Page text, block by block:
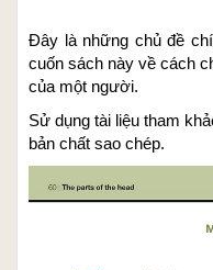
Đây là những chủ đề
cuốn sách này về cách
của một người.
Sử dụng tài liệu tham
bản chất sao chép.